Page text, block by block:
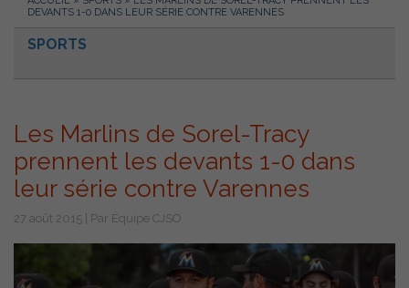
DEVANTS 1-0 DANS LEUR SÉRIE CONTRE VARENNES
SPORTS
Les Marlins de Sorel-Tracy
prennent les devants 1-0 dans
leur série contre Varennes
27 août 2015 | Par Équipe CJSO